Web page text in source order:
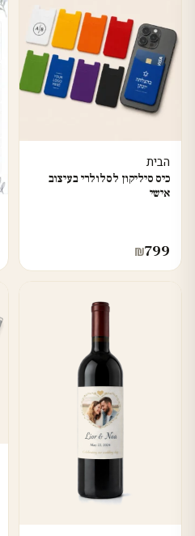
הבית
כיס סיליקון לסלולרי בעיצוב
אישי
₪799